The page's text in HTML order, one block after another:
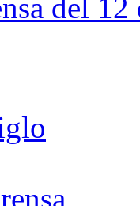
del